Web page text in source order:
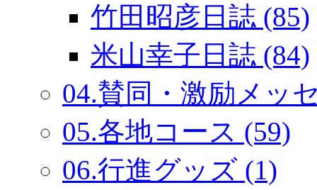
竹田昭彦日誌 (85)
米山幸子日誌 (84)
04.賛同・激励メッ
05.各地コース (59)
06.行進グッズ (1)